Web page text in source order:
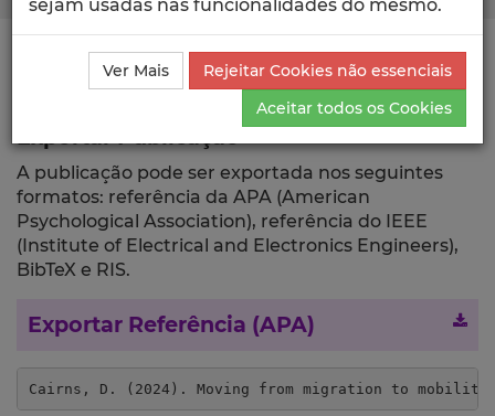
Ciência_Iscte Publicações
Descrição Detalhada da
Publicação
Exportar
A publicação pode ser exportada nos seguintes
formatos: referência da APA (American
Psychological Association), referência do IEEE
(Institute of Electrical and Electronics Engineers),
BibTeX e RIS.
Exportar Referência (APA)
Cairns, D. (2024). Moving from migration to
sejam usadas nas funcionalidades do mesmo.
Ver Mais
Rejeitar Cookies não essenciais
Aceitar todos os Cookies